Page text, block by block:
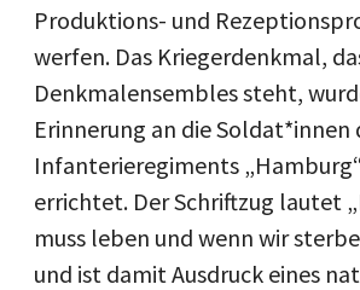
Produktions- und
werfen. Das Kriegerdenkmal,
Denkmalensembles steht,
Erinnerung an die Soldat*innen
Infanterieregiments
errichtet. Der Schriftzug lautet
muss leben und wenn wir
und ist damit Ausdruck eines